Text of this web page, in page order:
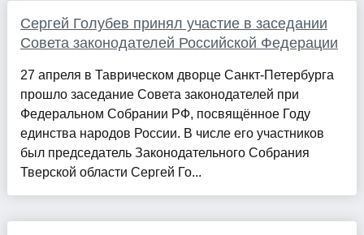
Сергей Голубев принял участие в заседании
Совета законодателей Российской Федерации
27 апреля в Таврическом дворце Санкт-Петербурга
прошло заседание Совета законодателей при
Федеральном Собрании РФ, посвящённое Году
единства народов России. В числе его участников
был председатель Законодательного Собрания
Тверской области Сергей Го...